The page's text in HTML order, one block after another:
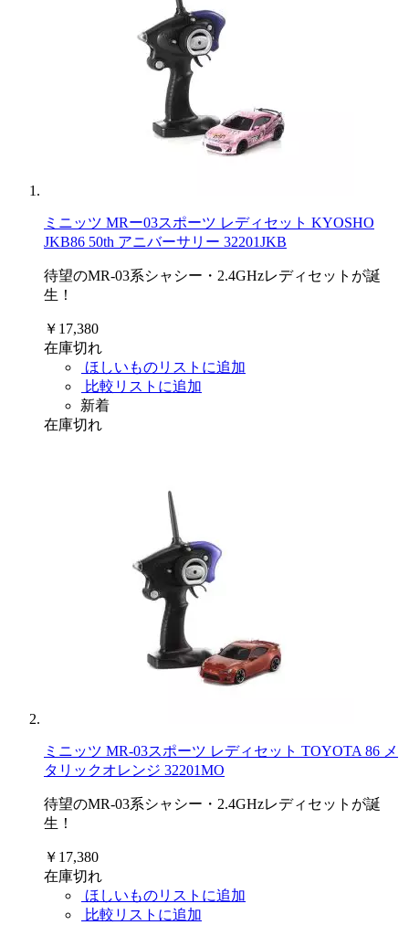
ミニッツ MRー03スポーツ レディセット KYOSHO
JKB86 50th アニバーサリー 32201JKB
待望のMR-03系シャシー・2.4GHzレディセットが誕
生！
￥17,380
在庫切れ
ほしいものリストに追加
比較リストに追加
新着
在庫切れ
ミニッツ MR-03スポーツ レディセット TOYOTA 86 メ
タリックオレンジ 32201MO
待望のMR-03系シャシー・2.4GHzレディセットが誕
生！
￥17,380
在庫切れ
ほしいものリストに追加
比較リストに追加